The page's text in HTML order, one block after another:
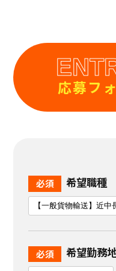
応募フ
希望職種
希望勤務